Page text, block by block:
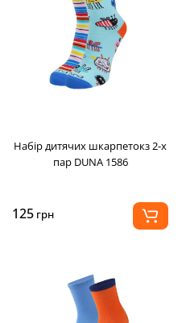
Набір дитячих шкарпетокз 2-х
пар DUNA 1586
125 грн